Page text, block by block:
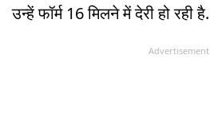
उन्हें फॉर्म 16 मिलने में देरी हो रही है.
Advertisement